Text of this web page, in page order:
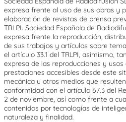
expresa frente al uso de sus obras y
elaboración de revistas de prensa
TRLPI. Sociedad Española de
expresa frente la reproducción,
de sus trabajos y artículos sobre
el artículo 33.1 del TRLPI, asimismo,
expresa de las reproducciones y
prestaciones accesibles desde este
mecánica u otros medios que
conformidad con el artículo 67.3 del
2 de noviembre, así como frente a
contenidos por tecnologías de
naturaleza y finalidad.